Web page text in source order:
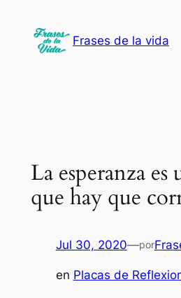
contenido
Frases de la vida
La esperanza es
que hay que
Jul 30, 2020—por
en Placas de